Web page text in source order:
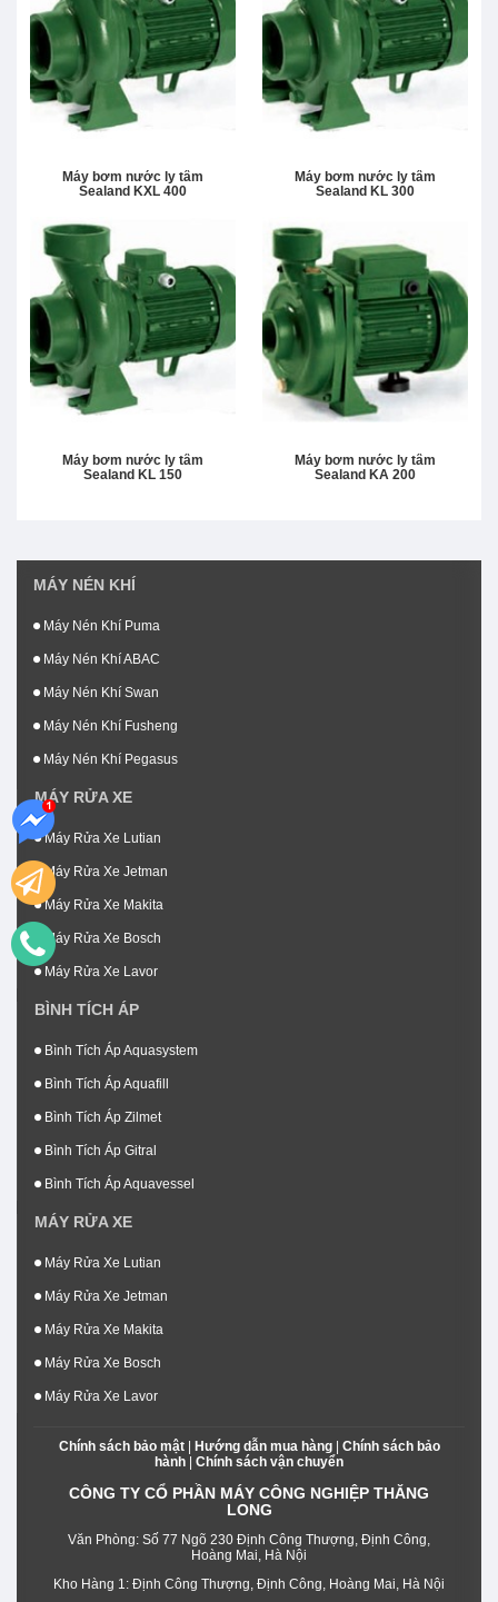
Máy bơm nước ly tâm
Sealand KXL 400
Máy bơm nước ly tâm
Sealand KL 300
Máy bơm nước ly tâm
Sealand KL 150
Máy bơm nước ly tâm
Sealand KA 200
MÁY NÉN KHÍ
Máy Nén Khí Puma
Máy Nén Khí ABAC
Máy Nén Khí Swan
Máy Nén Khí Fusheng
Máy Nén Khí Pegasus
MÁY RỬA XE
Máy Rửa Xe Lutian
Máy Rửa Xe Jetman
Máy Rửa Xe Makita
Máy Rửa Xe Bosch
Máy Rửa Xe Lavor
BÌNH TÍCH ÁP
Bình Tích Áp Aquasystem
Bình Tích Áp Aquafill
Bình Tích Áp Zilmet
Bình Tích Áp Gitral
Bình Tích Áp Aquavessel
MÁY RỬA XE
Máy Rửa Xe Lutian
Máy Rửa Xe Jetman
Máy Rửa Xe Makita
Máy Rửa Xe Bosch
Máy Rửa Xe Lavor
Chính sách bảo mật| Hướng dẫn mua hàng| Chính sách bảo
hành
Chính sách vận chuyển
CÔNG TY CỔ PHẦN MÁY CÔNG NGHIỆP THĂNG
LONG
Văn Phòng: Số 77 Ngõ 230 Định Công Thượng, Định Công,
Hoàng Mai, Hà Nội
Kho Hàng 1: Định Công Thượng, Định Công, Hoàng Mai, Hà Nội